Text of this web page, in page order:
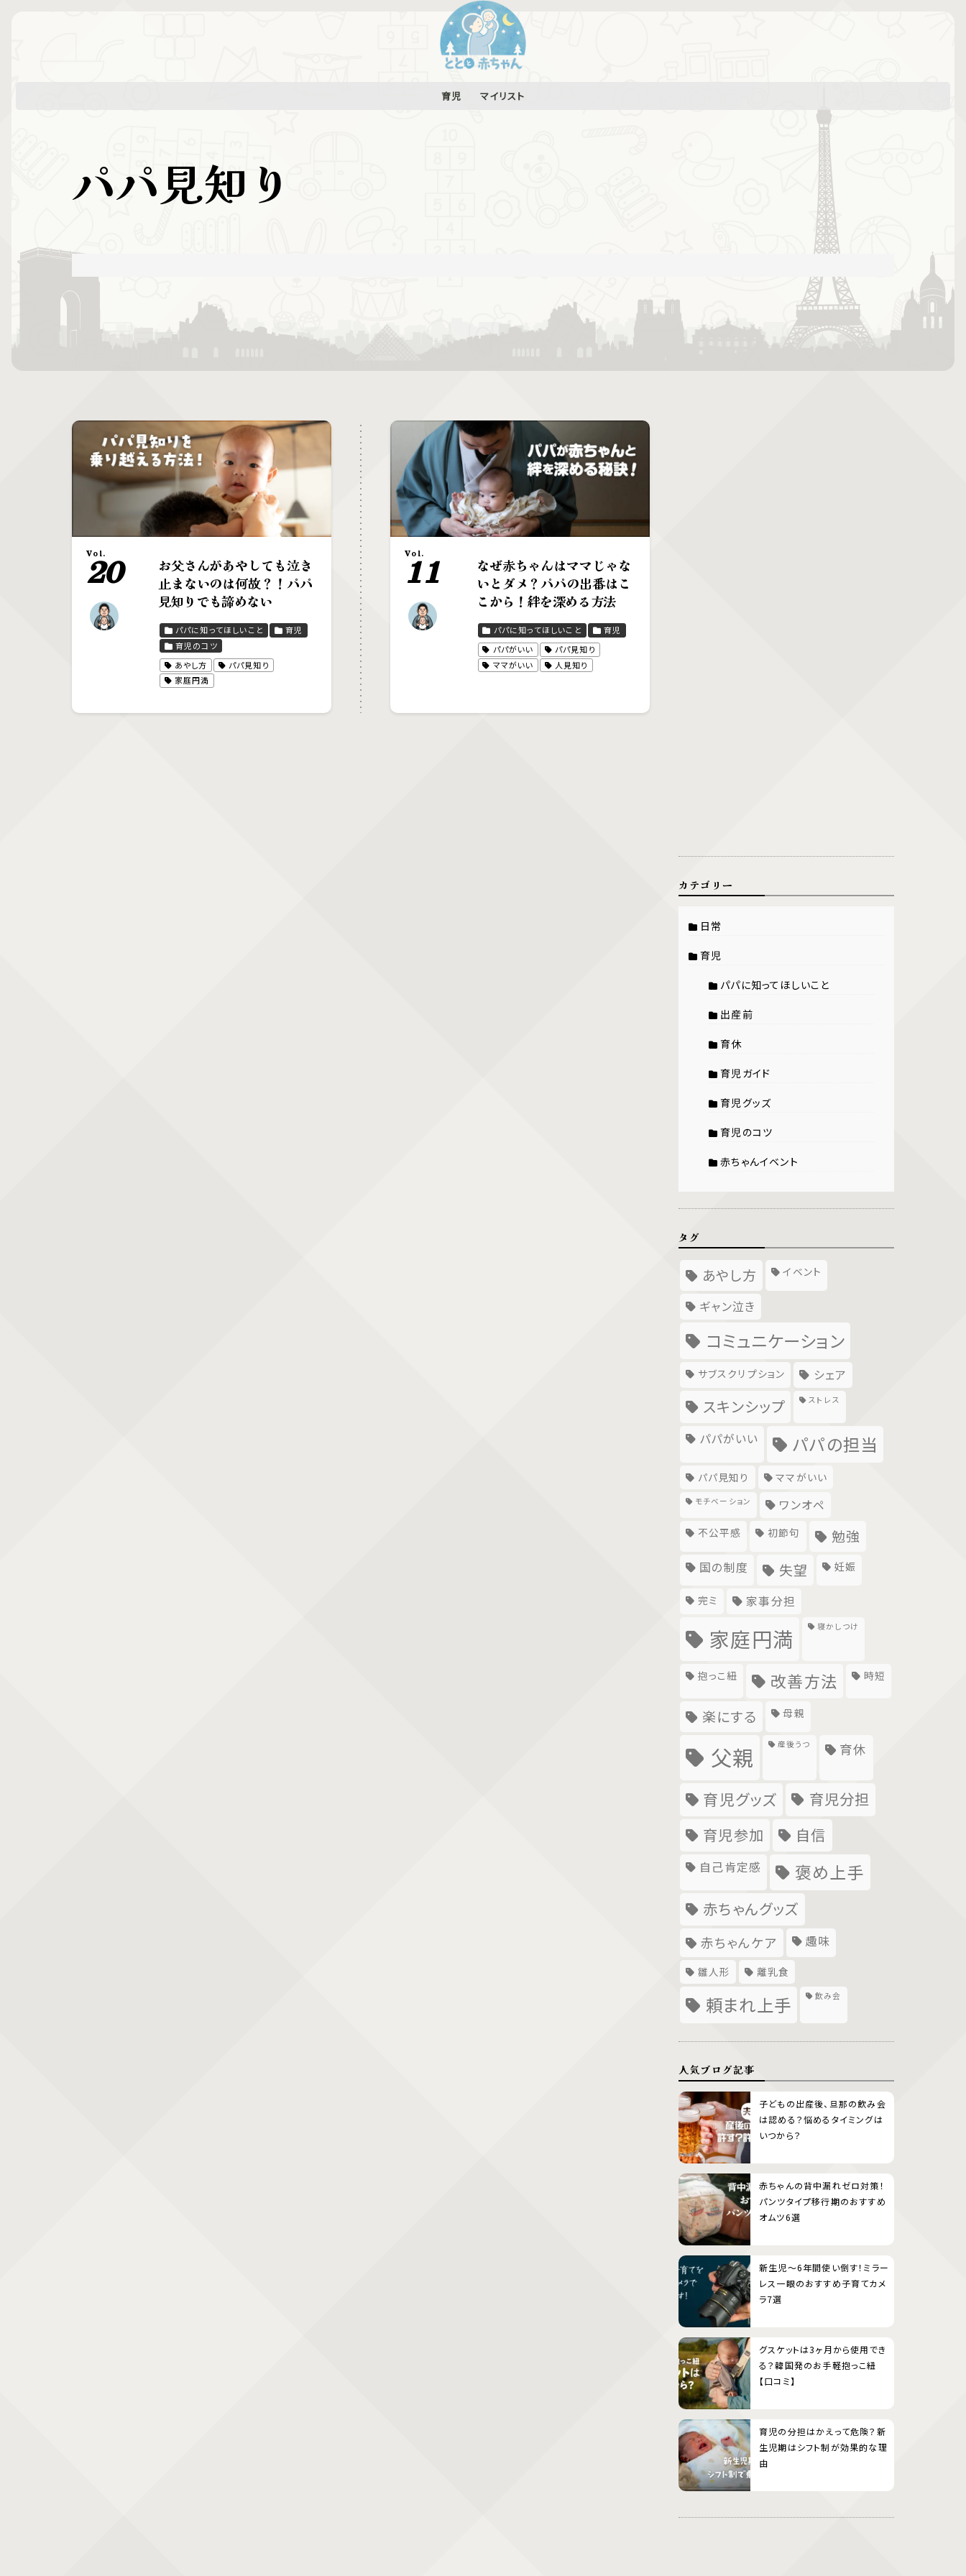
育児 マイリスト
パパ見知り
お父さんがあやしても泣き
止まないのは何故？！パパ
見知りでも諦めない
Vol.
20
パパに知ってほしいこと
育児
育児のコツ
あやし方
パパ見知り
家庭円満
なぜ赤ちゃんはママじゃな
いとダメ？パパの出番はこ
こから！絆を深める方法
Vol.
11
パパに知ってほしいこと
育児
パパがいい
パパ見知り
ママがいい
人見知り
カテゴリー
日常
育児
パパに知ってほしいこと
出産前
育休
育児ガイド
育児グッズ
育児のコツ
赤ちゃんイベント
タグ
あやし方 イベント
ギャン泣き
コミュニケーション
サブスクリプション シェア
スキンシップ ストレス
パパがいい パパの担当
パパ見知り ママがいい
モチベーション ワンオペ
不公平感 初節句 勉強
国の制度 失望 妊娠
完ミ 家事分担
家庭円満 寝かしつけ
抱っこ紐 改善方法 時短
楽にする 母親
父親 産後うつ 育休
育児グッズ
育児分担
育児参加
自信
自己肯定感 褒め上手
赤ちゃんグッズ
赤ちゃんケア 趣味
雛人形 離乳食
頼まれ上手 飲み会
人気ブログ記事
子どもの出産後、旦那の飲み会
は認める？悩めるタイミングは
いつから？
赤ちゃんの背中漏れゼロ対策！
パンツタイプ移行期のおすすめ
オムツ6選
新生児〜6年間使い倒す！ミラー
レス一眼のおすすめ子育てカメ
ラ7選
グスケットは3ヶ月から使用でき
る？韓国発のお手軽抱っこ紐
【口コミ】
育児の分担はかえって危険？新
生児期はシフト制が効果的な理
由